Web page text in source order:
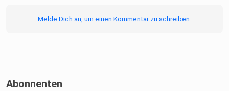
Melde Dich an, um einen Kommentar zu schreiben.
Abonnenten